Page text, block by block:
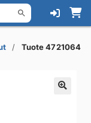
Tuote 4721064